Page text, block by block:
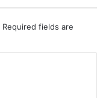
Required fields are